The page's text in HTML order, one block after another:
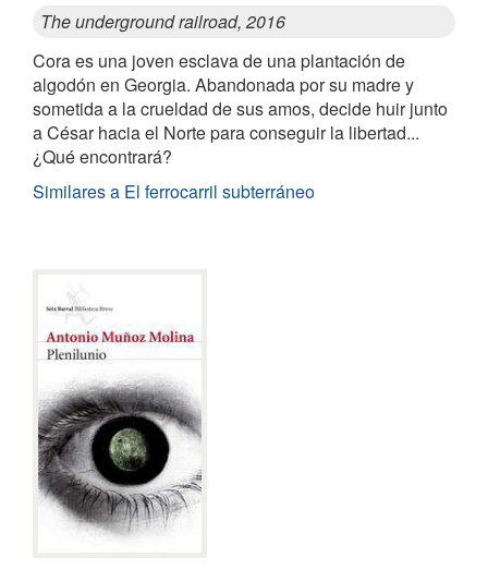
The underground railroad, 2016
Cora es una joven esclava de una plantación de
algodón en Georgia. Abandonada por su madre y
sometida a la crueldad de sus amos, decide huir junto
a César hacia el Norte para conseguir la libertad...
¿Qué encontrará?
Similares a El ferrocarril subterráneo